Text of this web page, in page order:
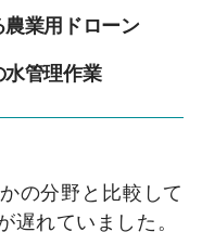
業用ドローン
水管理作業
の分野と比較して
遅れていました。